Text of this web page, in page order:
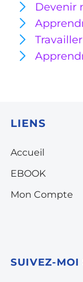
Devenir
LIENS
Accueil
EBOOK
Mon Compte
SUIVEZ-MOI